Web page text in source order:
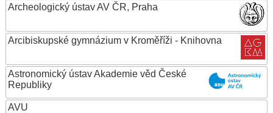
Archeologický ústav AV ČR, Praha
Arcibiskupské gymnázium v Kroměříži - Knihovna
Astronomický ústav Akademie věd České
Republiky
AVU